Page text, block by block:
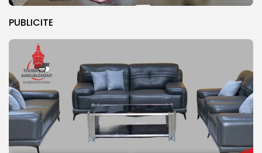
PUBLICITE